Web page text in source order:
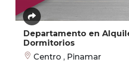
Departamento en
Dormitorios
Centro , Pinamar